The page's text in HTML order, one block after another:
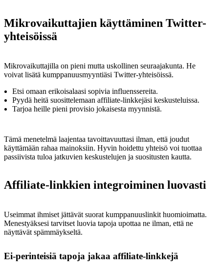
Mikrovaikuttajien käyttäminen Twitter-
yhteisöissä
Mikrovaikuttajilla on pieni mutta uskollinen seuraajakunta. He
voivat lisätä kumppanuusmyyntiäsi Twitter-yhteisöissä.
Etsi omaan erikoisalaasi sopivia influenssereita.
Pyydä heitä suosittelemaan affiliate-linkkejäsi keskusteluissa.
Tarjoa heille pieni provisio jokaisesta myynnistä.
Tämä menetelmä laajentaa tavoittavuuttasi ilman, että joudut
käyttämään rahaa mainoksiin. Hyvin hoidettu yhteisö voi tuottaa
passiivista tuloa jatkuvien keskustelujen ja suositusten kautta.
Affiliate-linkkien integroiminen luovasti
Useimmat ihmiset jättävät suorat kumppanuuslinkit huomioimatta.
Menestyäksesi tarvitset luovia tapoja upottaa ne ilman, että ne
näyttävät spämmäykseltä.
Ei-perinteisiä tapoja jakaa affiliate-linkkejä